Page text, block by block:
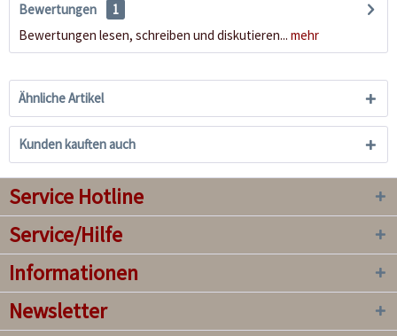
Bewertungen
1
Bewertungen lesen, schreiben und diskutieren... mehr
Ähnliche Artikel
Kunden kauften auch
Service Hotline
Service/Hilfe
Informationen
Newsletter